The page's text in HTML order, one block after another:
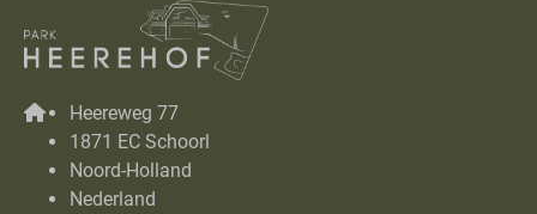
Heereweg 77
1871 EC Schoorl
Noord-Holland
Nederland